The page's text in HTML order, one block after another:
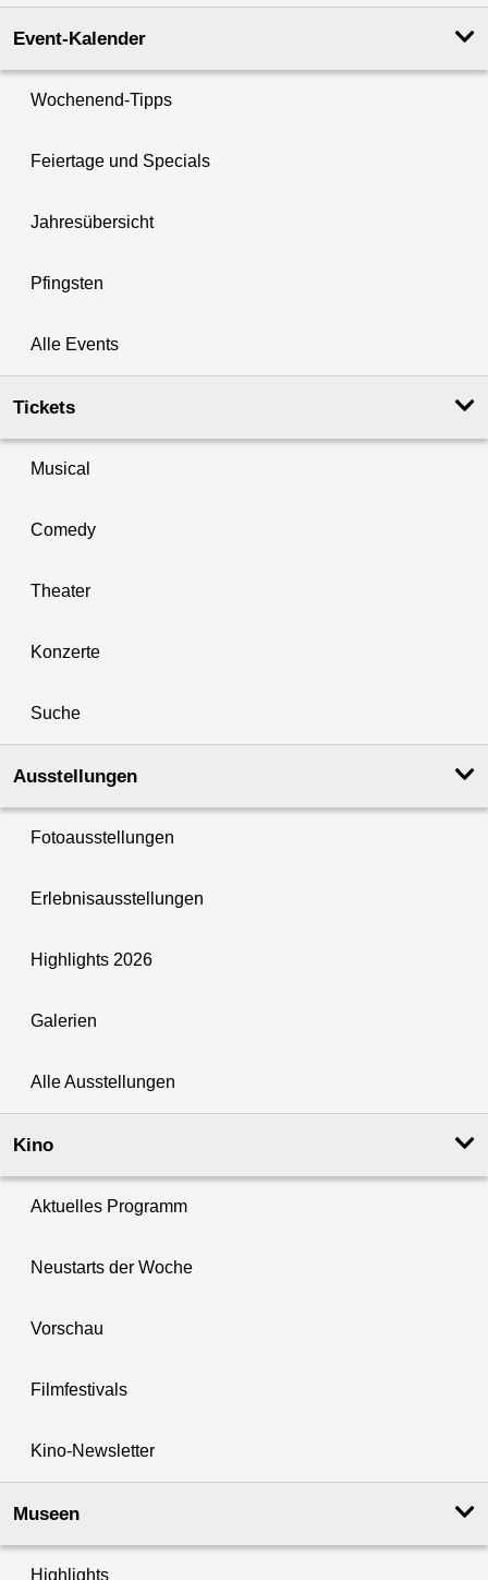
Event-Kalender
Wochenend-Tipps
Feiertage und Specials
Jahresübersicht
Pfingsten
Alle Events
Tickets
Musical
Comedy
Theater
Konzerte
Suche
Ausstellungen
Fotoausstellungen
Erlebnisausstellungen
Highlights 2026
Galerien
Alle Ausstellungen
Kino
Aktuelles Programm
Neustarts der Woche
Vorschau
Filmfestivals
Kino-Newsletter
Museen
Highlights